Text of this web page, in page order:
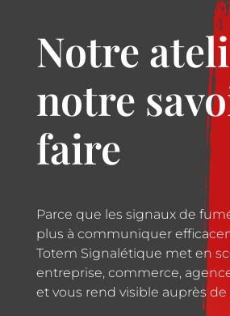
Notre
notre
faire
Parce que les signaux de
plus à communiquer
Totem Signalétique met en
entreprise, commerce,
et vous rend visible auprès de